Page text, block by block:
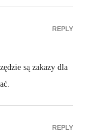
są zakazy dla
REPLY
REPLY